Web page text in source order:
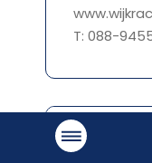
T: 088-